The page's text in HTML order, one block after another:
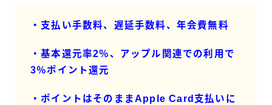
・支払い手数料、遅延手数料、年会費無料
・基本還元率2％、アップル関連での利用で
3％ポイント還元
・ポイントはそのままApple Card支払いに